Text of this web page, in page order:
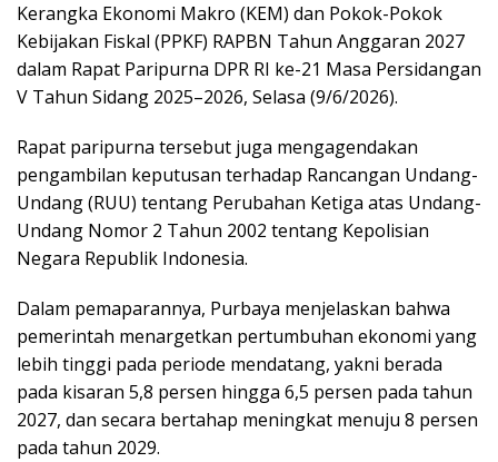
Kerangka Ekonomi Makro (KEM) dan Pokok-Pokok
Kebijakan Fiskal (PPKF) RAPBN Tahun Anggaran 2027
dalam Rapat Paripurna DPR RI ke-21 Masa Persidangan
V Tahun Sidang 2025–2026, Selasa (9/6/2026).
Rapat paripurna tersebut juga mengagendakan
pengambilan keputusan terhadap Rancangan Undang-
Undang (RUU) tentang Perubahan Ketiga atas Undang-
Undang Nomor 2 Tahun 2002 tentang Kepolisian
Negara Republik Indonesia.
Dalam pemaparannya, Purbaya menjelaskan bahwa
pemerintah menargetkan pertumbuhan ekonomi yang
lebih tinggi pada periode mendatang, yakni berada
pada kisaran 5,8 persen hingga 6,5 persen pada tahun
2027, dan secara bertahap meningkat menuju 8 persen
pada tahun 2029.